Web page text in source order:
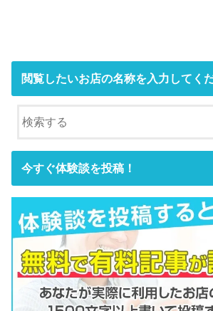
閲覧したいお店の名称を入力してく
今すぐ体験談を投稿！